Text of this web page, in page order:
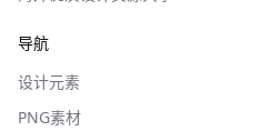
导航
设计元素
PNG素材